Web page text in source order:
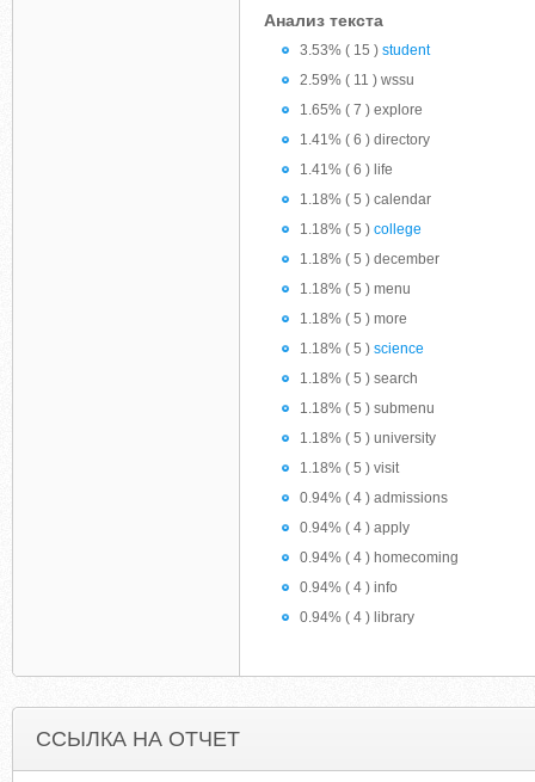
Анализ текста
3.53% ( 15 ) student
2.59% ( 11 ) wssu
1.65% ( 7 ) explore
1.41% ( 6 ) directory
1.41% ( 6 ) life
1.18% ( 5 ) calendar
1.18% ( 5 ) college
1.18% ( 5 ) december
1.18% ( 5 ) menu
1.18% ( 5 ) more
1.18% ( 5 ) science
1.18% ( 5 ) search
1.18% ( 5 ) submenu
1.18% ( 5 ) university
1.18% ( 5 ) visit
0.94% ( 4 ) admissions
0.94% ( 4 ) apply
0.94% ( 4 ) homecoming
0.94% ( 4 ) info
0.94% ( 4 ) library
ССЫЛКА НА ОТЧЕТ